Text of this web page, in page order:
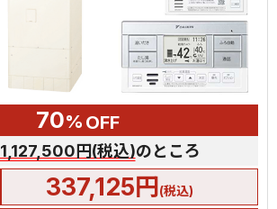
70% OFF
1,127,500円(税込)のところ
337,125円(税込)